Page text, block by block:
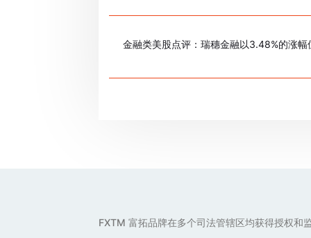
金融类美股点评：瑞穗金融以3.48%的涨幅
FXTM 富拓品牌在多个司法管辖区均获得授权和